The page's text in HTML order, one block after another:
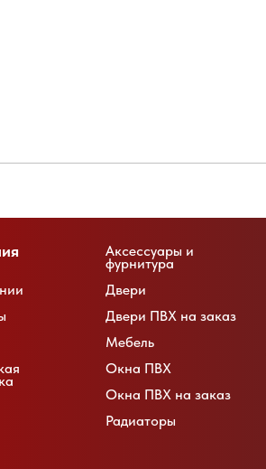
Аксессуары и
фурнитура
Двери
Двери ПВХ на заказ
Мебель
Окна ПВХ
Окна ПВХ на заказ
Радиаторы